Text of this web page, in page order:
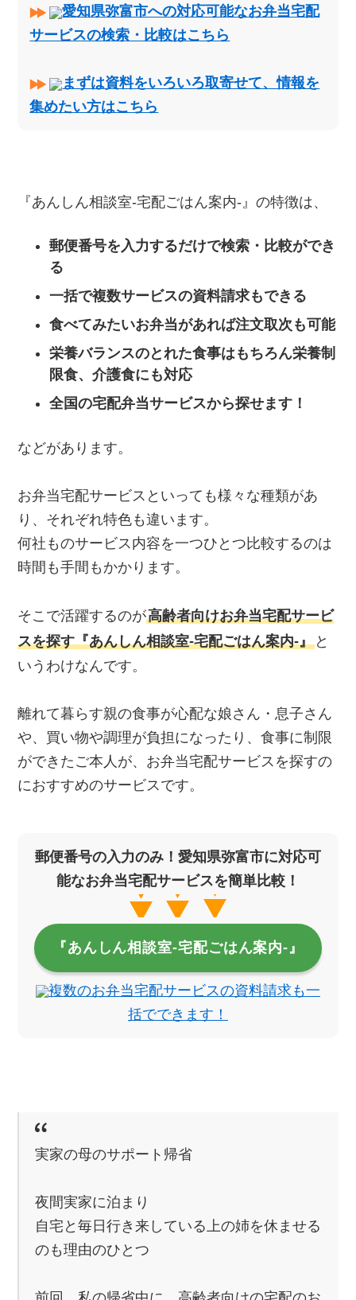
愛知県弥富市への対応可能なお弁当宅配
サービスの検索・比較はこちら
まずは資料をいろいろ取寄せて、情報を
集めたい方はこちら
『あんしん相談室‐宅配ごはん案内‐』の特徴は、
郵便番号を入力するだけで検索・比較ができ
る
一括で複数サービスの資料請求もできる
食べてみたいお弁当があれば注文取次も可能
栄養バランスのとれた食事はもちろん栄養制
限食、介護食にも対応
全国の宅配弁当サービスから探せます！
などがあります。
お弁当宅配サービスといっても様々な種類があ
り、それぞれ特色も違います。
何社ものサービス内容を一つひとつ比較するのは
時間も手間もかかります。
そこで活躍するのが高齢者向けお弁当宅配サービ
スを探す『あんしん相談室‐宅配ごはん案内‐』 と
いうわけなんです。
離れて暮らす親の食事が心配な娘さん・息子さん
や、買い物や調理が負担になったり、食事に制限
ができたご本人が、お弁当宅配サービスを探すの
におすすめのサービスです。
郵便番号の入力のみ！愛知県弥富市に対応可
能なお弁当宅配サービスを簡単比較！
『あんしん相談室‐宅配ごはん案内‐』
複数のお弁当宅配サービスの資料請求も一
括でできます！
実家の母のサポート帰省
夜間実家に泊まり
自宅と毎日行き来している上の姉を休ませる
のも理由のひとつ